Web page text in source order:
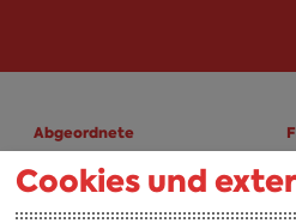
Abgeordnete
A-Z
Cookies und